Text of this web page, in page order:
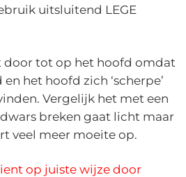
uitsluitend LEGE
door tot op het hoofd omdat
het hoofd zich ‘scherpe’
Vergelijk het met een
breken gaat licht maar
veel meer moeite op.
op juiste wijze door